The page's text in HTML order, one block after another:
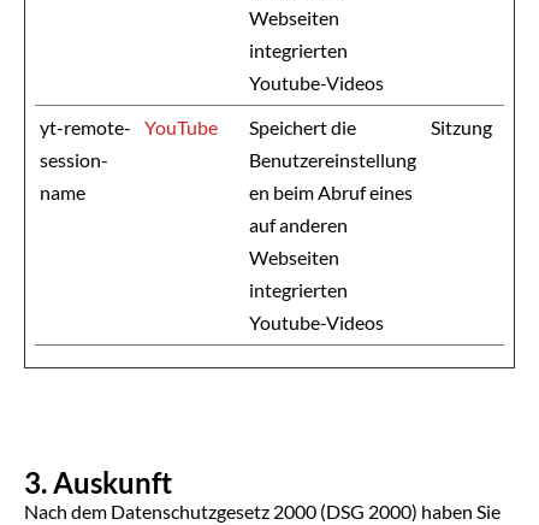
Webseiten
integrierten
Youtube-Videos
yt-remote-
session-
name
YouTube
Speichert die
Benutzereinstellung
en beim Abruf eines
auf anderen
Webseiten
integrierten
Youtube-Videos
Sitzung
3. Auskunft
Nach dem Datenschutzgesetz 2000 (DSG 2000) haben Sie